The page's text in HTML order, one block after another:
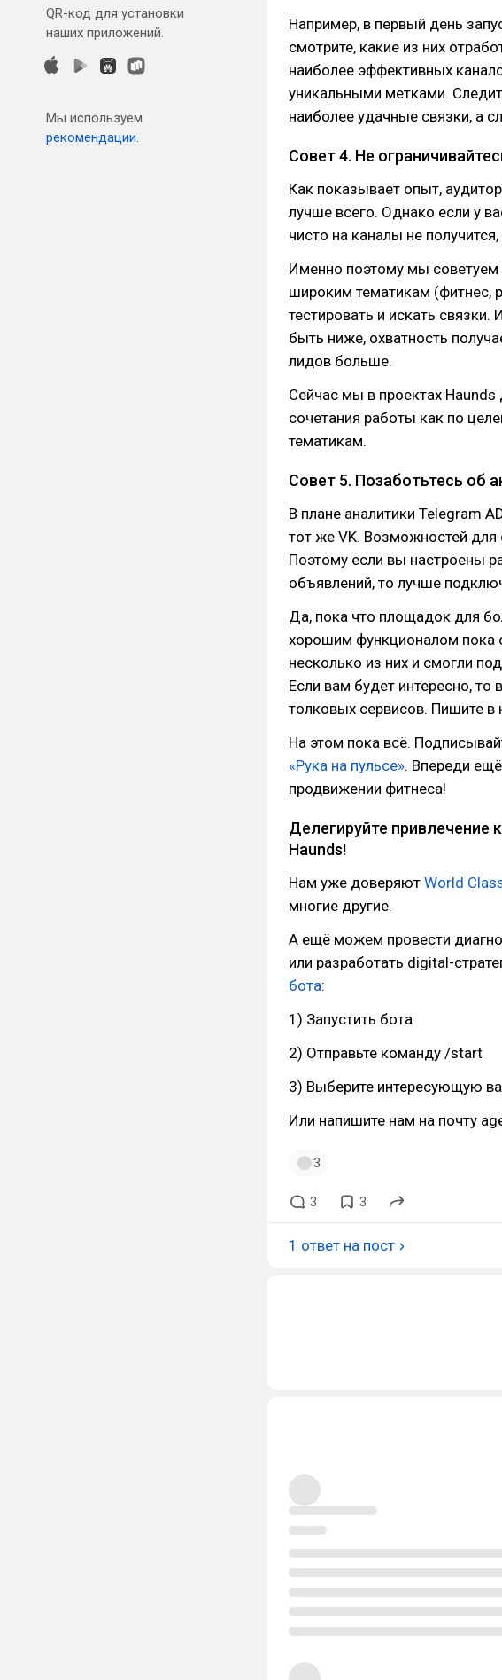
QR-код для установки
наших приложений.
Мы используем
рекомендации.
Например, в первый день
смотрите, какие из них
наиболее эффективных
уникальными метками.
наиболее удачные связки, а
Совет 4. Не
Как показывает опыт,
лучше всего. Однако если у
чисто на каналы не
Именно поэтому мы советуем
широким тематикам (фитнес,
тестировать и искать
быть ниже, охватность
лидов больше.
Сейчас мы в проектах
сочетания работы как по
тематикам.
Совет 5. Позаботьтесь об
В плане аналитики Telegram
тот же VK. Возможностей
Поэтому если вы настроены
объявлений, то лучше
Да, пока что площадок для
хорошим функционалом пока
несколько из них и смогли
Если вам будет интересно,
толковых сервисов. Пишите в
На этом пока всё.
«Рука на пульсе». Впереди
продвижении фитнеса!
Делегируйте привлечение
Haunds!
Нам уже доверяют World
многие другие.
А ещё можем провести
или разработать digital-
бота:
1) Запустить бота
2) Отправьте команду /start
3) Выберите интересующую
Или напишите нам на почту
3
3 3
1 ответ на пост